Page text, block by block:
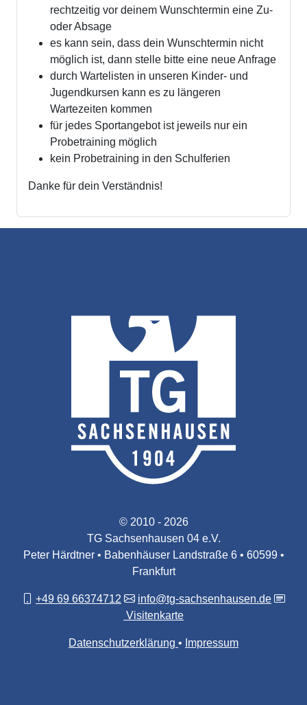
rechtzeitig vor deinem Wunschtermin eine Zu-
oder Absage
es kann sein, dass dein Wunschtermin nicht
möglich ist, dann stelle bitte eine neue Anfrage
durch Wartelisten in unseren Kinder- und
Jugendkursen kann es zu längeren
Wartezeiten kommen
für jedes Sportangebot ist jeweils nur ein
Probetraining möglich
kein Probetraining in den Schulferien
Danke für dein Verständnis!
© 2010 - 2026
TG Sachsenhausen 04 e.V.
Peter Härdtner • Babenhäuser Landstraße 6 • 60599 •
Frankfurt
+49 69 66374712
info@tg-sachsenhausen.de
Visitenkarte
Datenschutzerklärung Impressum